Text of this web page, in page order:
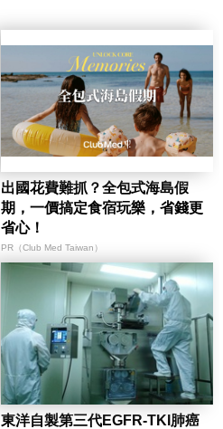
出國花費難抓？全包式海島假
期，一價搞定食宿玩樂，省錢更
省心！
PR（Club Med Taiwan）
東洋自製第三代EGFR-TKI肺癌